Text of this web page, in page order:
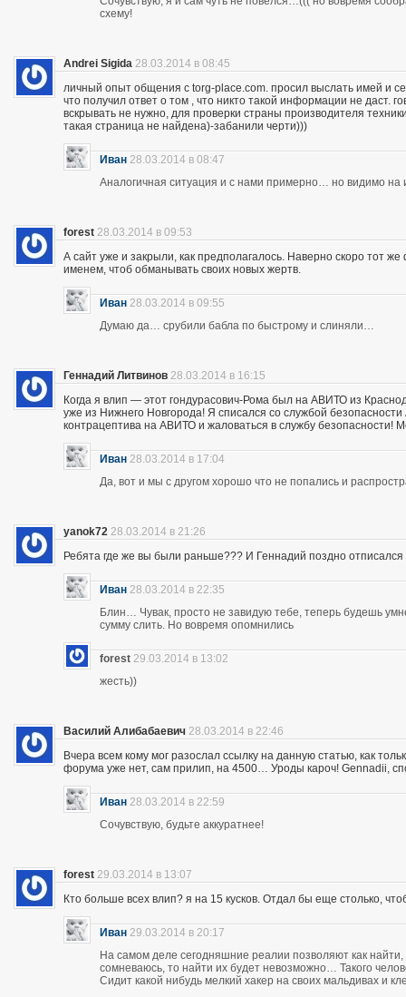
схему!
Andrei Sigida 28.03.2014 в 08:45
личный опыт общения с torg-place.com. просил выслать имей и
что получил ответ о том , что никто такой информации не
вскрывать не нужно, для проверки страны производителя
такая страница не найдена)-забанили черти)))
Иван 28.03.2014 в 08:47
Аналогичная ситуация и с нами примерно… но видимо на
forest 28.03.2014 в 09:53
А сайт уже и закрыли, как предполагалось. Наверно скоро тот
именем, чтоб обманывать своих новых жертв.
Иван 28.03.2014 в 09:55
Думаю да… срубили бабла по быстрому и слиняли…
Геннадий Литвинов 28.03.2014 в 16:15
Когда я влип — этот гондурасович-Рома был на АВИТО из
уже из Нижнего Новгорода! Я списался со службой
контрацептива на АВИТО и жаловаться в службу безопасности!
Иван 28.03.2014 в 17:04
Да, вот и мы с другом хорошо что не попались и
yanok72 28.03.2014 в 21:26
Ребята где же вы были раньше??? И Геннадий поздно
Иван 28.03.2014 в 22:35
Блин… Чувак, просто не завидую тебе, теперь будешь
сумму слить. Но вовремя опомнились
forest 29.03.2014 в 13:02
жесть))
Василий Алибабаевич 28.03.2014 в 22:46
Вчера всем кому мог разослал ссылку на данную статью, как
форума уже нет, сам прилип, на 4500… Уроды кароч! Gennadii,
Иван 28.03.2014 в 22:59
Сочувствую, будьте аккуратнее!
forest 29.03.2014 в 13:07
Кто больше всех влип? я на 15 кусков. Отдал бы еще столько,
Иван 29.03.2014 в 20:17
На самом деле сегодняшние реалии позволяют как
сомневаюсь, то найти их будет невозможно… Такого
Сидит какой нибудь мелкий хакер на своих мальдивах и